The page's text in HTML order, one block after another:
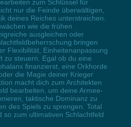
zum Schlüssel für
nur die Feinde überwältigen,
deines Reiches unterstreichen.
wie die frühen
ausgleichen oder
bringen
Flexibilität, Einheitenanpassung
zu steuern. Egal ob du eine
finanzierst, eine Orkhorde
die Magie deiner Krieger
macht dich zum Architekten
bearbeiten, um deine Armee-
taktische Dominanz zu
des Spiels zu sprengen. Total
so zum ultimativen Schlachtfeld